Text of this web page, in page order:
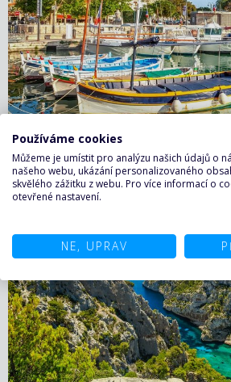
sbírkou domů s pestrými fasádami,
příjemných kaváren a restaurací.
úzkých uliček města, znovu
prastaré rybářské vesnice v 18.
jejichž historie sahá až do 16. století.
Více...
Používáme cookies
Můžeme je umístit pro analýzu našich údajů o
našeho webu, ukázání personalizovaného
skvělého zážitku z webu. Pro více informací o
otevřené nastavení.
NE, UPRAV